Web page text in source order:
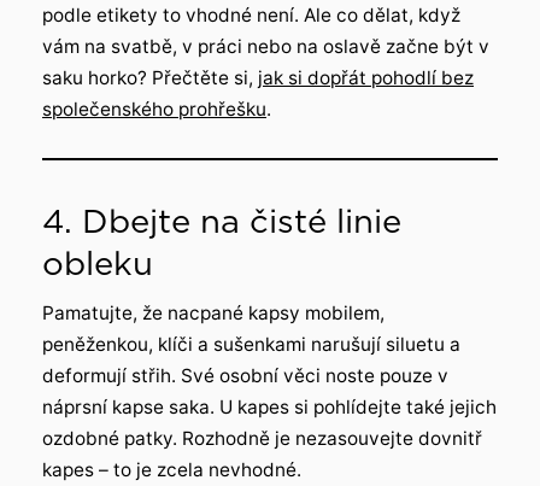
podle etikety to vhodné není. Ale co dělat, když
vám na svatbě, v práci nebo na oslavě začne být v
saku horko? Přečtěte si, jak si dopřát pohodlí bez
společenského prohřešku.
4. Dbejte na čisté linie
obleku
Pamatujte, že nacpané kapsy mobilem,
peněženkou, klíči a sušenkami narušují siluetu a
deformují střih. Své osobní věci noste pouze v
náprsní kapse saka. U kapes si pohlídejte také jejich
ozdobné patky. Rozhodně je nezasouvejte dovnitř
kapes – to je zcela nevhodné.